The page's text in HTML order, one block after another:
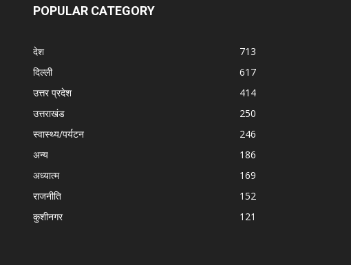
POPULAR CATEGORY
देश
713
दिल्ली
617
उत्तर प्रदेश
414
उत्तराखंड
250
स्वास्थ्य/पर्यटन
246
अन्य
186
अध्यात्म
169
राजनीति
152
कुशीनगर
121